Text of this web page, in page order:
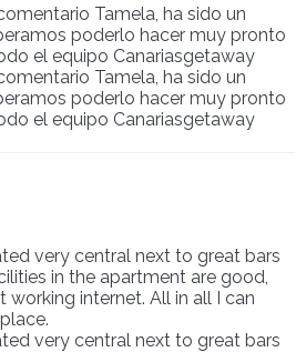
Tamela, ha sido un
poderlo hacer muy pronto
el equipo Canariasgetaway
Tamela, ha sido un
poderlo hacer muy pronto
el equipo Canariasgetaway
very central next to great bars
in the apartment are good,
internet. All in all I can
very central next to great bars